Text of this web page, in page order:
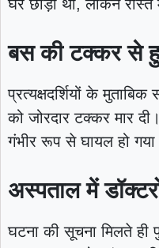
घर छोड़ा था, लेकिन रास्ते
बस की टक्कर से
प्रत्यक्षदर्शियों के
को जोरदार टक्कर मार
गंभीर रूप से घायल हो
अस्पताल में
घटना की सूचना मिलते